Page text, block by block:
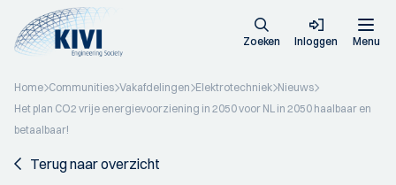
Zoeken Inloggen Menu
Home Communities Vakafdelingen Elektrotechniek Nieuws
Het plan CO2 vrije energievoorziening in 2050 voor NL in 2050 haalbaar en
betaalbaar!
Terug naar overzicht